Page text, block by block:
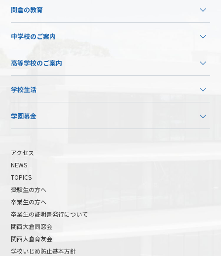
関倉の教育
中学校のご案内
高等学校のご案内
学校生活
学園募金
アクセス
NEWS
TOPICS
受験生の方へ
卒業生の方へ
卒業生の証明書発行について
関西大倉同窓会
関西大倉育友会
学校いじめ防止基本方針